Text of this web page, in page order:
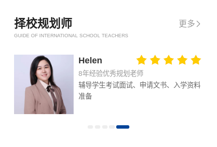
择校规划师
GUIDE OF INTERNATIONAL SCHOOL TEACHERS
更多 
Helen
8年经验优秀规划老师
辅导学生考试面试、申请文书、入学资料
准备